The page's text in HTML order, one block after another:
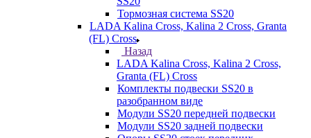
Тормозная система SS20
LADA Kalina Cross, Kalina 2 Cross, Granta
(FL) Cross
Назад
LADA Kalina Cross, Kalina 2 Cross,
Granta (FL) Cross
Комплекты подвески SS20 в
разобранном виде
Модули SS20 передней подвески
Модули SS20 задней подвески